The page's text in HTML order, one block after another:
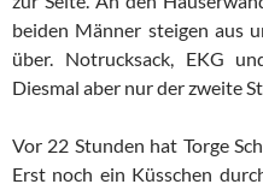
beiden Männer steigen aus
über. Notrucksack, EKG
Diesmal aber nur der zweite
Vor 22 Stunden hat Torge
Erst noch ein Küsschen